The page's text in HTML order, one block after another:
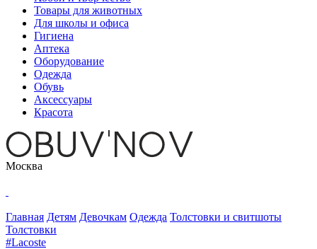
Товары для животных
Для школы и офиса
Гигиена
Аптека
Оборудование
Одежда
Обувь
Аксессуары
Красота
Москва
Главная Детям Девочкам Одежда Толстовки и свитшоты
Толстовки
#Lacoste